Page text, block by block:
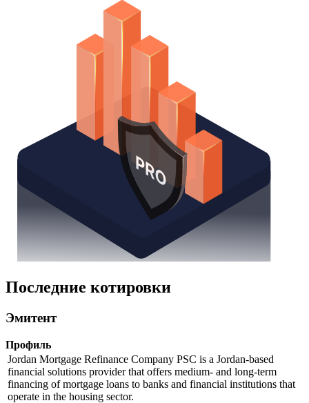
Последние котировки
Эмитент
Профиль
Jordan Mortgage Refinance Company PSC is a Jordan-based
financial solutions provider that offers medium- and long-term
financing of mortgage loans to banks and financial institutions that
operate in the housing sector.